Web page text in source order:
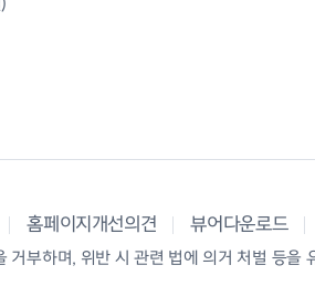
홈페이지개선의견 뷰어다운로드
부하며, 위반 시 관련 법에 의거 처벌 등을